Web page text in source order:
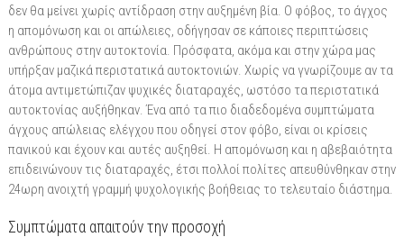
δεν θα μείνει χωρίς αντίδραση στην αυξημένη βία. Ο φόβος, το άγχος
η απομόνωση και οι απώλειες, οδήγησαν σε κάποιες περιπτώσεις
ανθρώπους στην αυτοκτονία. Πρόσφατα, ακόμα και στην χώρα μας
υπήρξαν μαζικά περιστατικά αυτοκτονιών. Χωρίς να γνωρίζουμε αν τα
άτομα αντιμετώπιζαν ψυχικές διαταραχές, ωστόσο τα περιστατικά
αυτοκτονίας αυξήθηκαν. Ένα από τα πιο διαδεδομένα συμπτώματα
άγχους απώλειας ελέγχου που οδηγεί στον φόβο, είναι οι κρίσεις
πανικού και έχουν και αυτές αυξηθεί. Η απομόνωση και η αβεβαιότητα
επιδεινώνουν τις διαταραχές, έτσι πολλοί πολίτες απευθύνθηκαν στην
24ωρη ανοιχτή γραμμή ψυχολογικής βοήθειας το τελευταίο διάστημα.
Συμπτώματα απαιτούν την προσοχή